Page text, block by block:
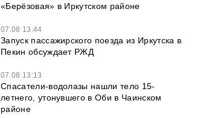
«Берёзовая» в Иркутском районе
07.08 13:44
Запуск пассажирского поезда из Иркутска в
Пекин обсуждает РЖД
07.08 13:13
Спасатели-водолазы нашли тело 15-
летнего, утонувшего в Оби в Чаинском
районе